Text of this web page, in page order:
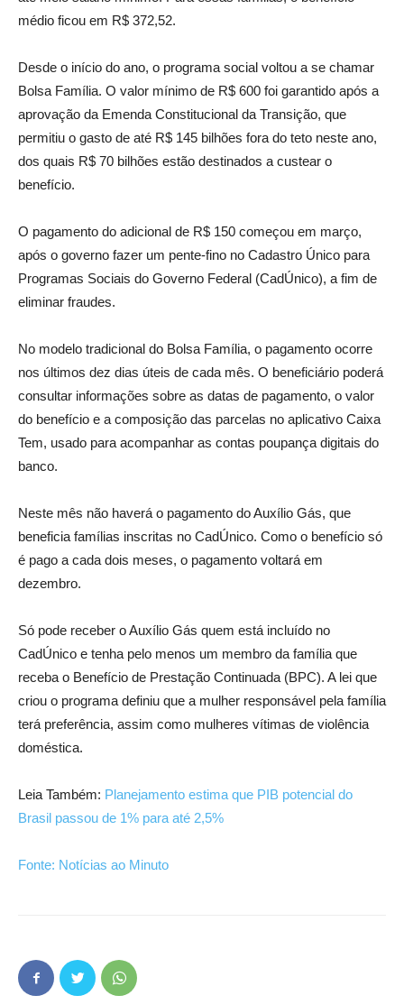
médio ficou em R$ 372,52.
Desde o início do ano, o programa social voltou a se chamar
Bolsa Família. O valor mínimo de R$ 600 foi garantido após a
aprovação da Emenda Constitucional da Transição, que
permitiu o gasto de até R$ 145 bilhões fora do teto neste ano,
dos quais R$ 70 bilhões estão destinados a custear o
benefício.
O pagamento do adicional de R$ 150 começou em março,
após o governo fazer um pente-fino no Cadastro Único para
Programas Sociais do Governo Federal (CadÚnico), a fim de
eliminar fraudes.
No modelo tradicional do Bolsa Família, o pagamento ocorre
nos últimos dez dias úteis de cada mês. O beneficiário poderá
consultar informações sobre as datas de pagamento, o valor
do benefício e a composição das parcelas no aplicativo Caixa
Tem, usado para acompanhar as contas poupança digitais do
banco.
Neste mês não haverá o pagamento do Auxílio Gás, que
beneficia famílias inscritas no CadÚnico. Como o benefício só
é pago a cada dois meses, o pagamento voltará em
dezembro.
Só pode receber o Auxílio Gás quem está incluído no
CadÚnico e tenha pelo menos um membro da família que
receba o Benefício de Prestação Continuada (BPC). A lei que
criou o programa definiu que a mulher responsável pela família
terá preferência, assim como mulheres vítimas de violência
doméstica.
Leia Também: Planejamento estima que PIB potencial do
Brasil passou de 1% para até 2,5%
Fonte: Notícias ao Minuto